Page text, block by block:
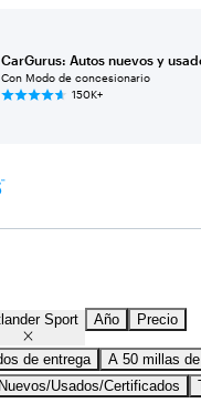
CarGurus: Autos nuevos y
Con Modo de concesionario
150K+
Sport Año Precio
de entrega A 50 millas
Nuevos/Usados/Certificados